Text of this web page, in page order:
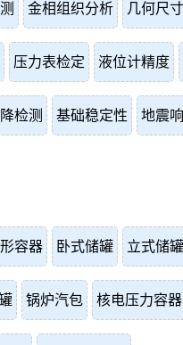
金相组织分析 几何尺
压力表检定 液位计精度
检测 基础稳定性 地震
容器 卧式储罐 立式储罐
锅炉汽包 核电压力容器